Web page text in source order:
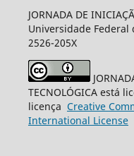
JORNADA DE
Universidade Federal
2526-205X
TECNOLÓGICA está
licença Creative
International License